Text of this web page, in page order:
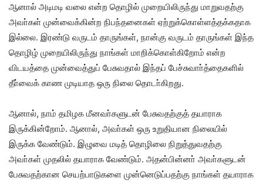
ஆனால் அடிமடி வலை என்ற தொழில் முறையிலிருந்து மாறுவதற்கு
அவா்கள் முன்வைக்கின்ற நிபந்தனைகள் ஏற்றுக்கொள்ளத்தக்கதாக
இல்லை. இரண்டு வருடம் தாருங்கள், நான்கு வருடம் தாருங்கள் இந்த
தொழிழ் முறையிலிருந்து நாங்கள் மாறிக்கொள்கிறோம் என்ற
விடயத்தை முன்வைத்துப் பேசுவதால் இந்தப் பேச்சுவாா்த்தைகளில்
தீா்வைக் காண முடியாத ஒரு நிலை தொடா்கிறது.
ஆனால், நாம் தமிழக மீனவா்களுடன் பேசுவதற்குத் தயாராக
இருக்கின்றோம். ஆனால், அவா்கள் ஒரு உறுதியான நிலையில்
இருக்க வேண்டும். இழுவை மடித் தொழிலை நிறுத்துவதற்கு
அவா்கள் முதலில் தயாராக வேண்டும். அதன்பின்னா் அவா்களுடன்
பேசுவதற்கான செயற்பாடுகளை முன்னெடுப்பதற்கு நாங்கள் தயாராக